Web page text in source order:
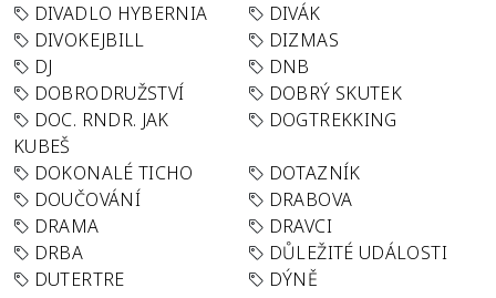
DIVADLO HYBERNIA
DIVÁK
DIVOKEJBILL
DIZMAS
DJ
DNB
DOBRODRUŽSTVÍ
DOBRÝ SKUTEK
DOC. RNDR. JAK
KUBEŠ
DOGTREKKING
DOKONALÉ TICHO
DOTAZNÍK
DOUČOVÁNÍ
DRABOVA
DRAMA
DRAVCI
DRBA
DŮLEŽITÉ UDÁLOSTI
DUTERTRE
DÝNĚ